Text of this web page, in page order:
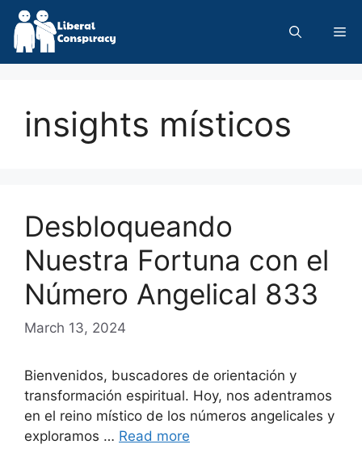
Skip
content
insights místicos
Desbloqueando
Nuestra Fortuna con el
Número Angelical 833
March 13, 2024
Bienvenidos, buscadores de orientación y
transformación espiritual. Hoy, nos adentramos
en el reino místico de los números angelicales y
exploramos … Read more